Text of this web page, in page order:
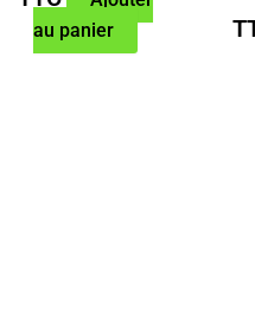
initial
actuel
au panier